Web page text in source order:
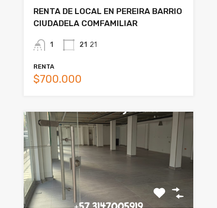
RENTA DE LOCAL EN PEREIRA BARRIO
CIUDADELA COMFAMILIAR
1 21 21
RENTA
$700.000